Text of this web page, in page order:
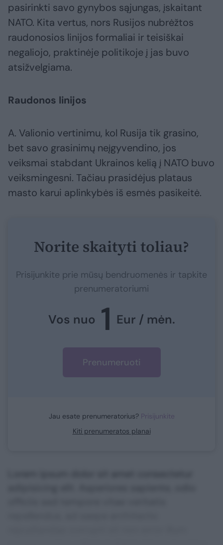
pasirinkti savo gynybos sąjungas, įskaitant
NATO. Kita vertus, nors Rusijos nubrėžtos
raudonosios linijos formaliai ir teisiškai
negaliojo, praktinėje politikoje į jas buvo
atsižvelgiama.
Raudonos linijos
A. Valionio vertinimu, kol Rusija tik grasino,
bet savo grasinimų neįgyvendino, jos
veiksmai stabdant Ukrainos kelią į NATO buvo
veiksmingesni. Tačiau prasidėjus plataus
masto karui aplinkybės iš esmės pasikeitė.
Norite skaityti toliau?
Prisijunkite prie mūsų bendruomenės ir tapkite
prenumeratoriumi
Vos nuo 1 Eur / mėn.
Prenumeruoti
Jau esate prenumeratorius? Prisijunkite
Kiti prenumeratos planai